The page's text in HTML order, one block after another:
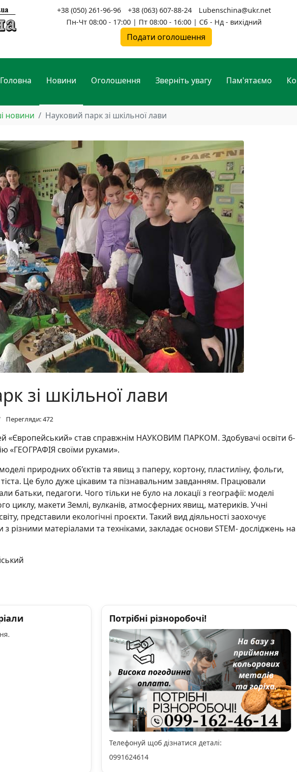
+38 (050) 261-96-96 +38 (063) 607-88-24
Lubenschina@ukr.net
Пн-Чт 08:00 - 17:00 | Пт 08:00 - 16:00 | Сб - Нд - вихідний
Подати оголошення
Головна Новини Оголошення Зверніть увагу Пам'ятаємо
новини Науковий парк зі шкільної лави
зі шкільної лави
Перегляди: 472
«Європейський» став справжнім НАУКОВИМ ПАРКОМ. Здобувачі освіти 6-
«ГЕОГРАФІЯ своїми руками».
природних об’єктів та явищ з паперу, кортону, пластиліну, фольги,
тіста. Це було дуже цікавим та пізнавальним завданням. Працювали
батьки, педагоги. Чого тільки не було на локації з географії: моделі
циклу, макети Землі, вулканів, атмосферних явищ, материків. Учні
представили екологічні проєкти. Такий вид діяльності заохочує
різними матеріалами та техніками, закладає основи STEM- досліджень на
Потрібні різноробочі!
Телефонуй щоб дізнатися деталі:
0991624614